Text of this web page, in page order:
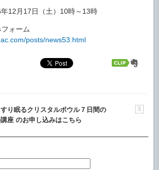
年12月17日（土）10時～13時
ォーム
posts/news53.html
X
り眠るクリスタルボウル７日間の
座 のお申し込みはこちら